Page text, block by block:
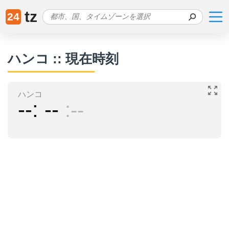
24 tz
ハンコ :: 現在時刻
ハンコ
-- -- --